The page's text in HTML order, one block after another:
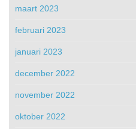
maart 2023
februari 2023
januari 2023
december 2022
november 2022
oktober 2022